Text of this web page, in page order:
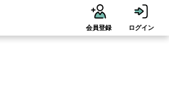
会員登録 ログイン